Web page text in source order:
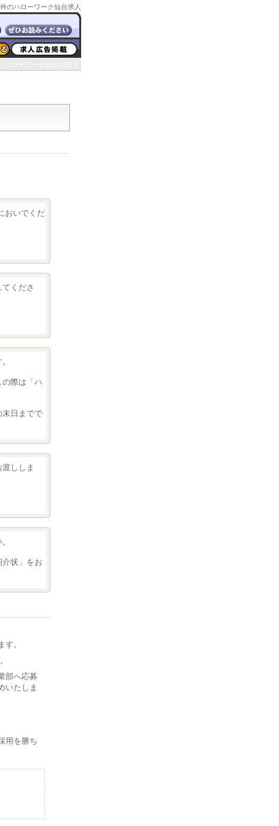
のハローワーク仙台求人
おいでくだ
くださ
際は「ハ
末日までで
ししま
状」をお
。
部へ応募
いたしま
用を勝ち